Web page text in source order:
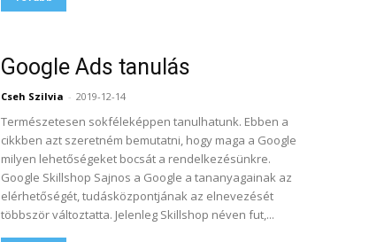
Google Ads tanulás
Cseh Szilvia - 2019-12-14
Természetesen sokféleképpen tanulhatunk. Ebben a
cikkben azt szeretném bemutatni, hogy maga a Google
milyen lehetőségeket bocsát a rendelkezésünkre.
Google Skillshop Sajnos a Google a tananyagainak az
elérhetőségét, tudásközpontjának az elnevezését
többször változtatta. Jelenleg Skillshop néven fut,...